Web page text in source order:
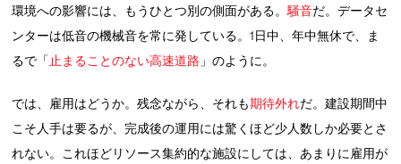
環境への影響には、もうひとつ別の側面がある。騒音だ。データセ
ンターは低音の機械音を常に発している。1日中、年中無休で、ま
るで「 止まることのない高速道路 」のように。
では、雇用はどうか。残念ながら、それも期待外れだ。建設期間中
こそ人手は要るが、完成後の運用には驚くほど少人数しか必要とさ
れない。これほどリソース集約的な施設にしては、あまりに雇用が